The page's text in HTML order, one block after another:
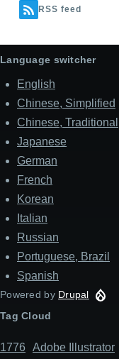
RSS feed
Language switcher
English
Chinese, Simplified
Chinese, Traditional
Japanese
German
French
Korean
Italian
Russian
Portuguese, Brazil
Spanish
Powered by Drupal
Tag Cloud
1776 Adob​​e Illustrator